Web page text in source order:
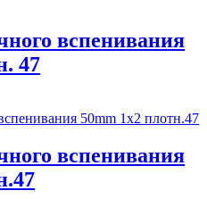
вспенивания
47
вспенивания